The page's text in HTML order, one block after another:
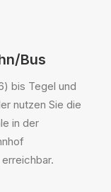
Bus
bis Tegel und
nutzen Sie die
in der